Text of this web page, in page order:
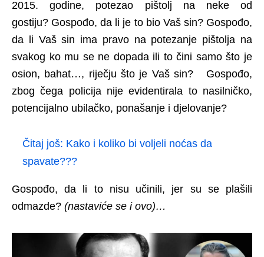
2015. godine, potezao pištolj na neke od
gostiju? Gospođo, da li je to bio Vaš sin? Gospođo,
da li Vaš sin ima pravo na potezanje pištolja na
svakog ko mu se ne dopada ili to čini samo što je
osion, bahat…, riječju što je Vaš sin? Gospođo,
zbog čega policija nije evidentirala to nasilničko,
potencijalno ubilačko, ponašanje i djelovanje?
Čitaj još: Kako i koliko bi voljeli noćas da
spavate???
Gospođo, da li to nisu učinili, jer su se plašili
odmazde? (nastaviće se i ovo)…